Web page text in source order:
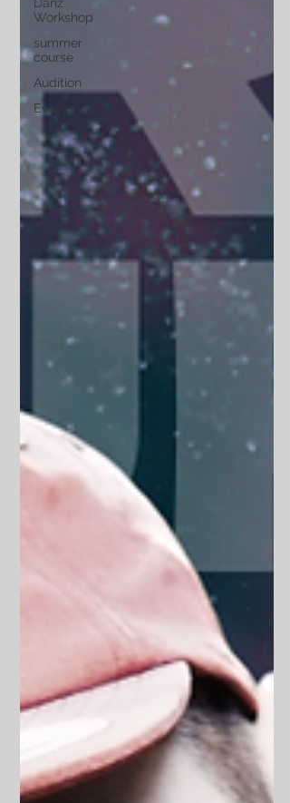
Workshop
summer
course
Audition
Events